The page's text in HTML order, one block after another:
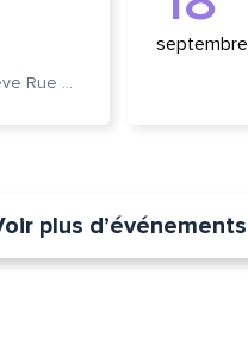
Cité des Métiers du Grand Genève Rue Prévost-Martin 6 1205 Genève
septembre
plus d’événements